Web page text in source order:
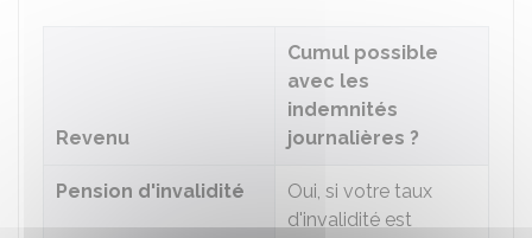
Revenu
Cumul possible
avec les
indemnités
journalières ?
Pension d'invalidité
Oui, si votre taux
d'invalidité est